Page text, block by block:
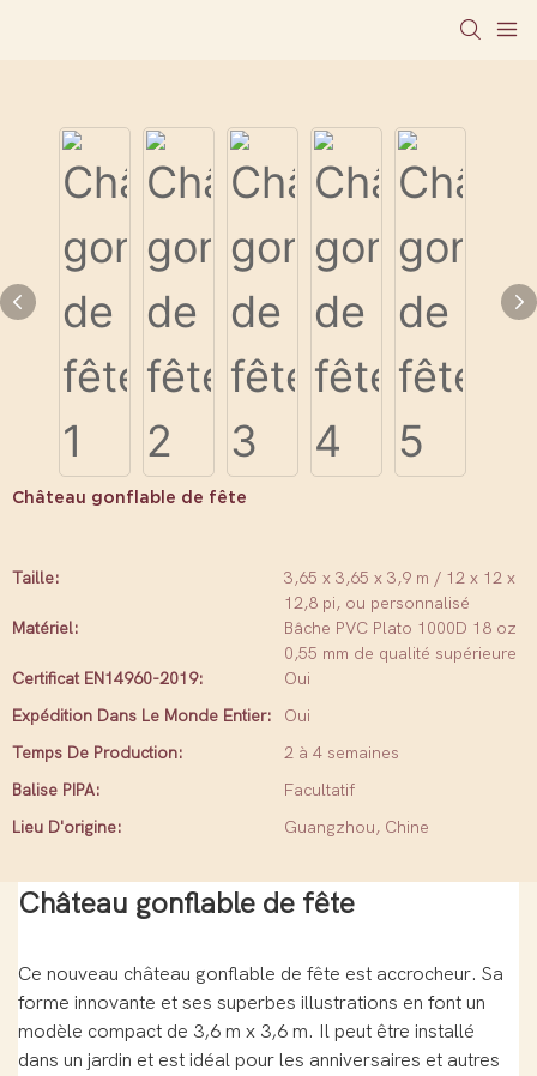
Château gonflable de fête
Taille:
3,65 x 3,65 x 3,9 m / 12 x 12 x
12,8 pi, ou personnalisé
Matériel:
Bâche PVC Plato 1000D 18 oz
0,55 mm de qualité supérieure
Certificat EN14960-2019:
Oui
Expédition Dans Le Monde Entier:
Oui
Temps De Production:
2 à 4 semaines
Balise PIPA:
Facultatif
Lieu D'origine:
Guangzhou, Chine
Château gonflable de fête
Ce nouveau château gonflable de fête est accrocheur. Sa
forme innovante et ses superbes illustrations en font un
modèle compact de 3,6 m x 3,6 m. Il peut être installé
dans un jardin et est idéal pour les anniversaires et autres